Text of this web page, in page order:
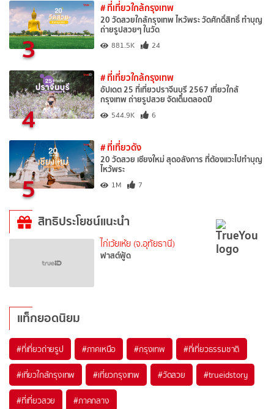
3
# ที่เที่ยวใกล้กรุงเทพ
20 วัดสวยใกล้กรุงเทพ ไหว้พระ วัดศักดิ์สิทธิ์ ทำบุญ
ถ่ายรูปสวยๆ ในวัด
881.5K 24
4
# ที่เที่ยวใกล้กรุงเทพ
อัปเดต 25 ที่เที่ยวปราจีนบุรี 2567 เที่ยวใกล้
กรุงเทพ ถ่ายรูปสวย จัดเต็มตลอดปี
544.9K 6
5
# ที่เที่ยวดัง
20 วัดสวย เชียงใหม่ สุดอลังการ ที่ต้องแวะไปทำบุญ
ไหว้พระ
1M 7
สิทธิประโยชน์แนะนำ
ไก่เว้ยเห้ย (จ.อุทัยธานี)
ฟาสต์ฟู้ด
แท็กยอดนิยม
#ที่เที่ยวถ่ายรูป #ภาคเหนือ #กรุงเทพ #ที่เที่ยวธรรมชาติ
#เที่ยวใกล้กรุงเทพ #เที่ยวกรุงเทพ #วัดสวย #trueidstory
#ที่เที่ยวสวย #ภาคกลาง